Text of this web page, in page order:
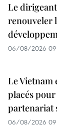
Le
renouveler
06/08/2026
Le Vietnam
placés
partenariat
06/08/2026